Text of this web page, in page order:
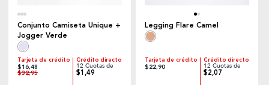
Conjunto Camiseta Unique +
Jogger Verde
Tarjeta de crédito
$16,48
$32,95
Crédito directo
12 Cuotas de
$1,49
Legging Flare Camel
Tarjeta de crédito
$22,90
Crédito directo
12 Cuotas de
$2,07